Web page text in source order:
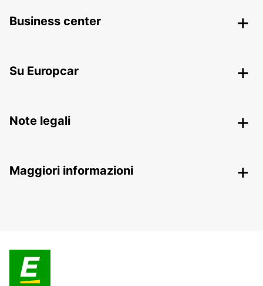
Business center
Su Europcar
Note legali
Maggiori informazioni